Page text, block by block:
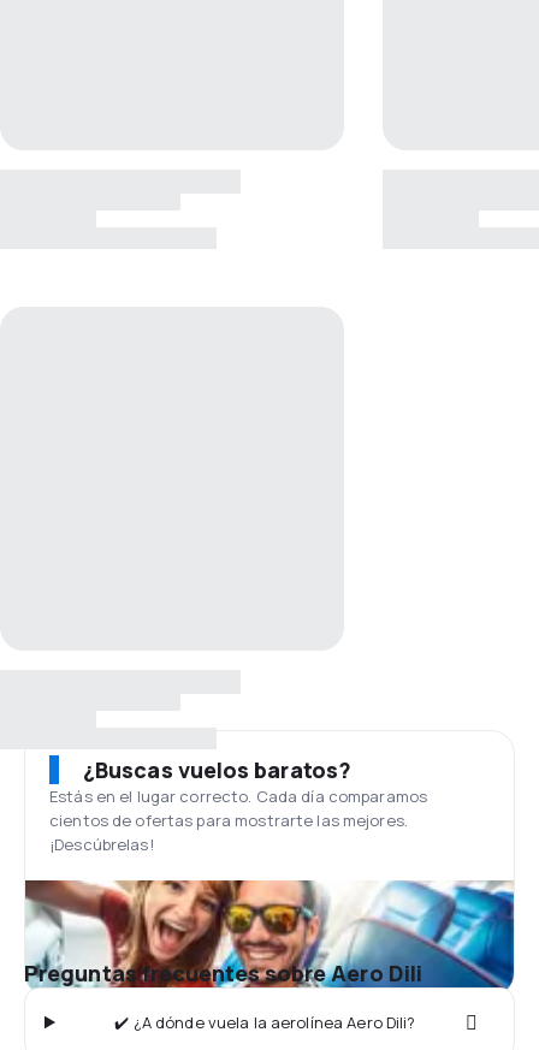
¿Buscas vuelos baratos?
Estás en el lugar correcto. Cada día comparamos
cientos de ofertas para mostrarte las mejores.
¡Descúbrelas!
Preguntas frecuentes sobre Aero Dili
✔️ ¿A dónde vuela la aerolínea Aero Dili?